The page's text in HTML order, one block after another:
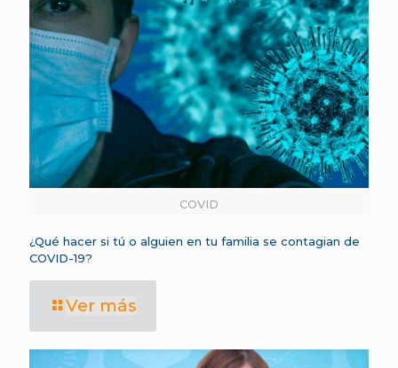
COVID
¿Qué hacer si tú o alguien en tu familia se contagian de
COVID-19?
Ver más